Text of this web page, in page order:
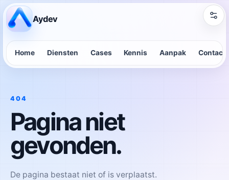
Aydev
Home Diensten Cases Kennis Aanpak Contact
404
Pagina niet
gevonden.
De pagina bestaat niet of is verplaatst.